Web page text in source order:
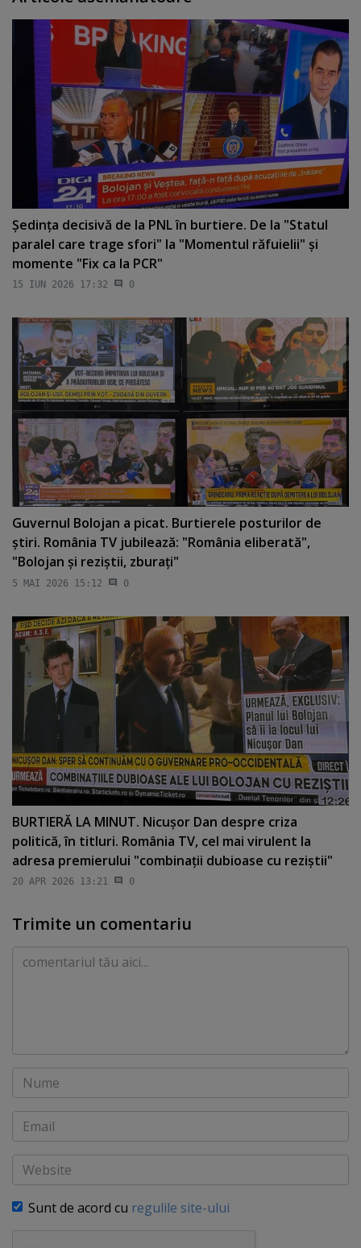
Şedinţa decisivă de la PNL în burtiere. De la "Statul
paralel care trage sfori" la "Momentul răfuielii" şi
momente "Fix ca la PCR"
15 IUN 2026 17:32 0
Guvernul Bolojan a picat. Burtierele posturilor de
ştiri. România TV jubilează: "România eliberată",
"Bolojan şi reziştii, zburaţi"
5 MAI 2026 15:12 0
BURTIERĂ LA MINUT. Nicuşor Dan despre criza
politică, în titluri. România TV, cel mai virulent la
adresa premierului "combinaţii dubioase cu reziştii"
20 APR 2026 13:21 0
Trimite un comentariu
Comentariu
Nume
Email
Website
Sunt de acord cu regulile site-ului